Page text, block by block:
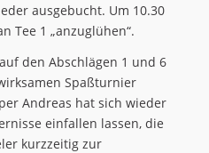
ausgebucht. Um 10.30
Tee 1 „anzuglühen“.
den Abschlägen 1 und 6
Spaßturnier
Andreas hat sich wieder
einfallen lassen, die
kurzzeitig zur